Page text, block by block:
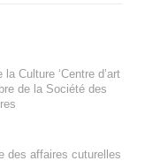
Culture ‘Centre d’art
de la Société des
des affaires cuturelles